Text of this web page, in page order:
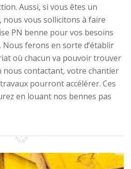
Aussi, si vous êtes un
vous sollicitons à faire
PN benne pour vos besoins
Nous ferons en sorte d’établir
où chacun va pouvoir trouver
nous contactant, votre chantier
pourront accélérer. Ces
en louant nos bennes pas